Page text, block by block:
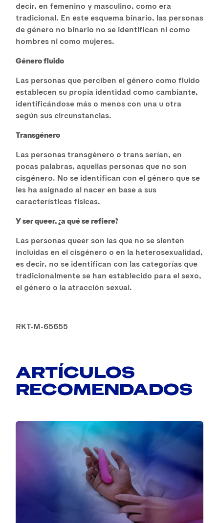
decir, en femenino y masculino, como era
tradicional. En este esquema binario, las personas
de género no binario no se identifican ni como
hombres ni como mujeres.
Género fluido
Las personas que perciben el género como fluido
establecen su propia identidad como cambiante,
identificándose más o menos con una u otra
según sus circunstancias.
Transgénero
Las personas transgénero o trans serían, en
pocas palabras, aquellas personas que no son
cisgénero. No se identifican con el género que se
les ha asignado al nacer en base a sus
características físicas.
Y ser queer, ¿a qué se refiere?
Las personas queer son las que no se sienten
incluidas en el cisgénero o en la heterosexualidad,
es decir, no se identifican con las categorías que
tradicionalmente se han establecido para el sexo,
el género o la atracción sexual.
RKT-M-65655
ARTÍCULOS
RECOMENDADOS